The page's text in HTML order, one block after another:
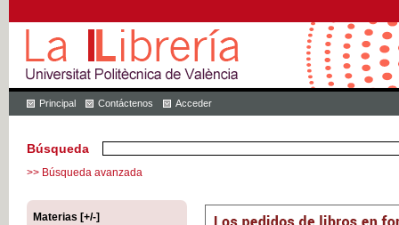
Principal Contáctenos Acceder
Búsqueda
>> Búsqueda avanzada
Materias [+/-]